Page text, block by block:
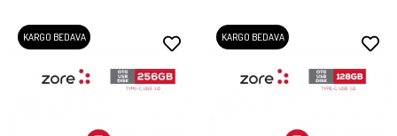
KARGO BEDAVA KARGO BEDAVA